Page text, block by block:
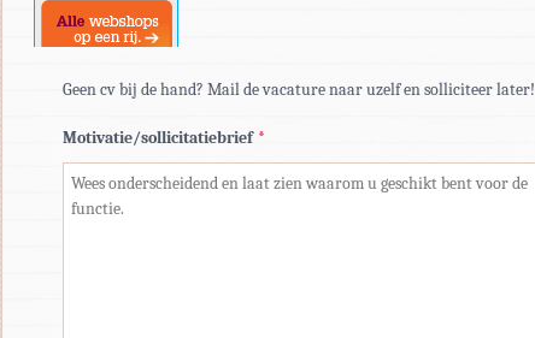
Geen cv bij de hand? Mail de vacature naar uzelf en solliciteer later!
Motivatie/sollicitatiebrief *